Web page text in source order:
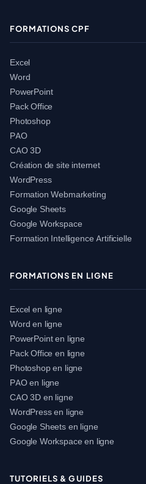
FORMATIONS CPF
Excel
Word
PowerPoint
Pack Office
Photoshop
PAO
CAO 3D
Création de site internet
WordPress
Formation Webmarketing
Google Sheets
Google Workspace
Formation Intelligence Artificielle
FORMATIONS EN LIGNE
Excel en ligne
Word en ligne
PowerPoint en ligne
Pack Office en ligne
Photoshop en ligne
PAO en ligne
CAO 3D en ligne
WordPress en ligne
Google Sheets en ligne
Google Workspace en ligne
TUTORIELS & GUIDES